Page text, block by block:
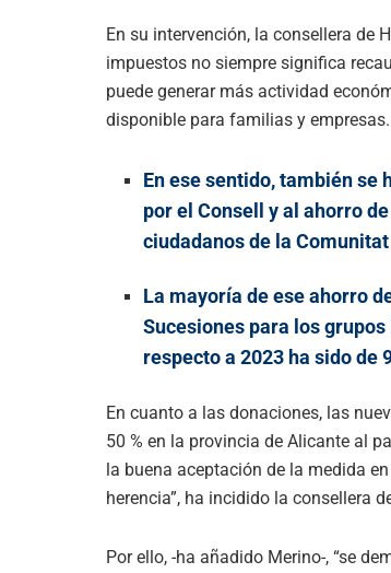
En su intervención, la consellera de
impuestos no siempre significa
puede generar más actividad
disponible para familias y empresas.
En ese sentido, también
por el Consell y al ahorro
ciudadanos de la
La mayoría de ese ahorro
Sucesiones para los
respecto a 2023 ha sido de
En cuanto a las donaciones, las
50 % en la provincia de Alicante al
la buena aceptación de la medida
herencia”, ha incidido la consellera
Por ello, -ha añadido Merino-, “se